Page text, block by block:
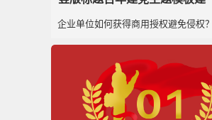
企业单位如何获得商用授权避免侵权？